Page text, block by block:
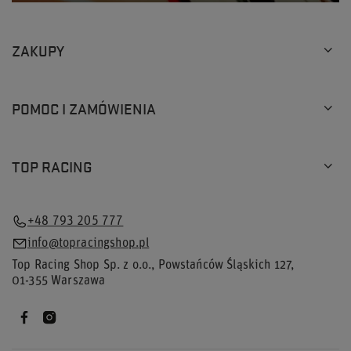
ZAKUPY
POMOC I ZAMÓWIENIA
TOP RACING
+48 793 205 777
info@topracingshop.pl
Top Racing Shop Sp. z o.o., Powstańców Śląskich 127,
01-355Warszawa